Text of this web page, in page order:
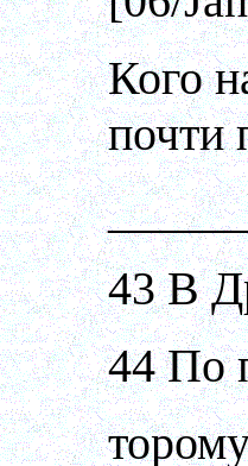
Кого
почти
43 В
44 По